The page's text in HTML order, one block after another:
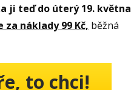
ji teď do úterý 19. května
za náklady 99 Kč, běžná
to chci!